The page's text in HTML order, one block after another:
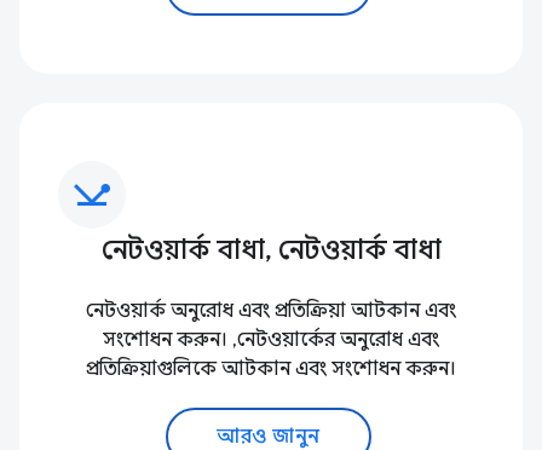
network_ping
নেটওয়ার্ক বাধা, নেটওয়ার্ক বাধা
নেটওয়ার্ক অনুরোধ এবং প্রতিক্রিয়া আটকান এবং
সংশোধন করুন। ,নেটওয়ার্কের অনুরোধ এবং
প্রতিক্রিয়াগুলিকে আটকান এবং সংশোধন করুন।
আরও জানুন